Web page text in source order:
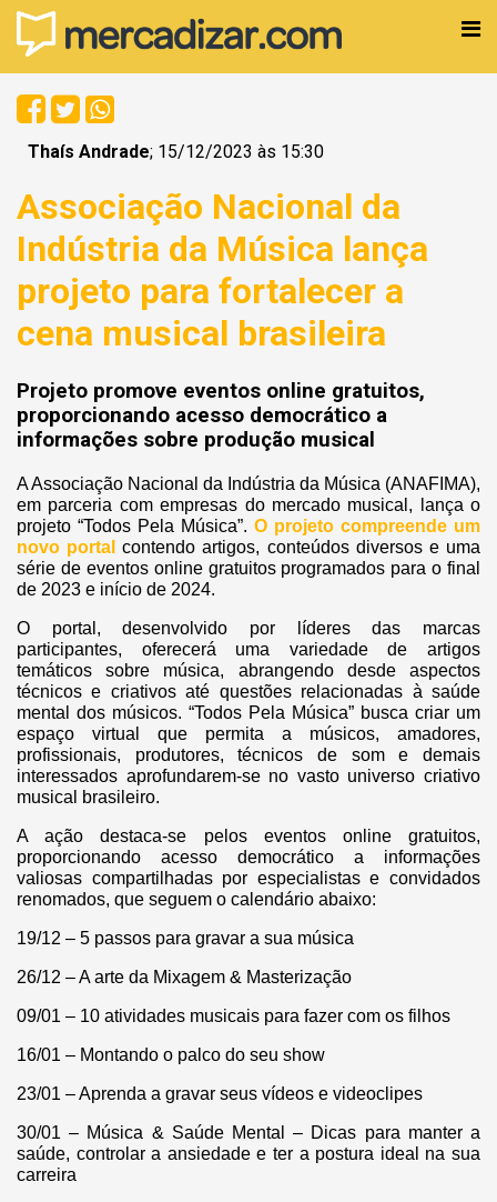
Thaís Andrade; 15/12/2023 às 15:30
Associação Nacional da
Indústria da Música lança
projeto para fortalecer a
cena musical brasileira
Projeto promove eventos online gratuitos,
proporcionando acesso democrático a
informações sobre produção musical
A Associação Nacional da Indústria da Música (ANAFIMA),
em parceria com empresas do mercado musical, lança o
projeto “Todos Pela Música”. O projeto compreende um
novo portal contendo artigos, conteúdos diversos e uma
série de eventos online gratuitos programados para o final
de 2023 e início de 2024.
O portal, desenvolvido por líderes das marcas
participantes, oferecerá uma variedade de artigos
temáticos sobre música, abrangendo desde aspectos
técnicos e criativos até questões relacionadas à saúde
mental dos músicos. “Todos Pela Música” busca criar um
espaço virtual que permita a músicos, amadores,
profissionais, produtores, técnicos de som e demais
interessados aprofundarem-se no vasto universo criativo
musical brasileiro.
A ação destaca-se pelos eventos online gratuitos,
proporcionando acesso democrático a informações
valiosas compartilhadas por especialistas e convidados
renomados, que seguem o calendário abaixo:
19/12 – 5 passos para gravar a sua música
26/12 – A arte da Mixagem & Masterização
09/01 – 10 atividades musicais para fazer com os filhos
16/01 – Montando o palco do seu show
23/01 – Aprenda a gravar seus vídeos e videoclipes
30/01 – Música & Saúde Mental – Dicas para manter a
saúde, controlar a ansiedade e ter a postura ideal na sua
carreira